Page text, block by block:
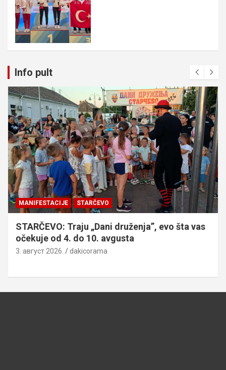
Info pult
MANIFESTACIJE STARČEVO
STARČEVO: Traju „Dani druženja”, evo šta vas
očekuje od 4. do 10. avgusta
3. август 2026. dakicorama